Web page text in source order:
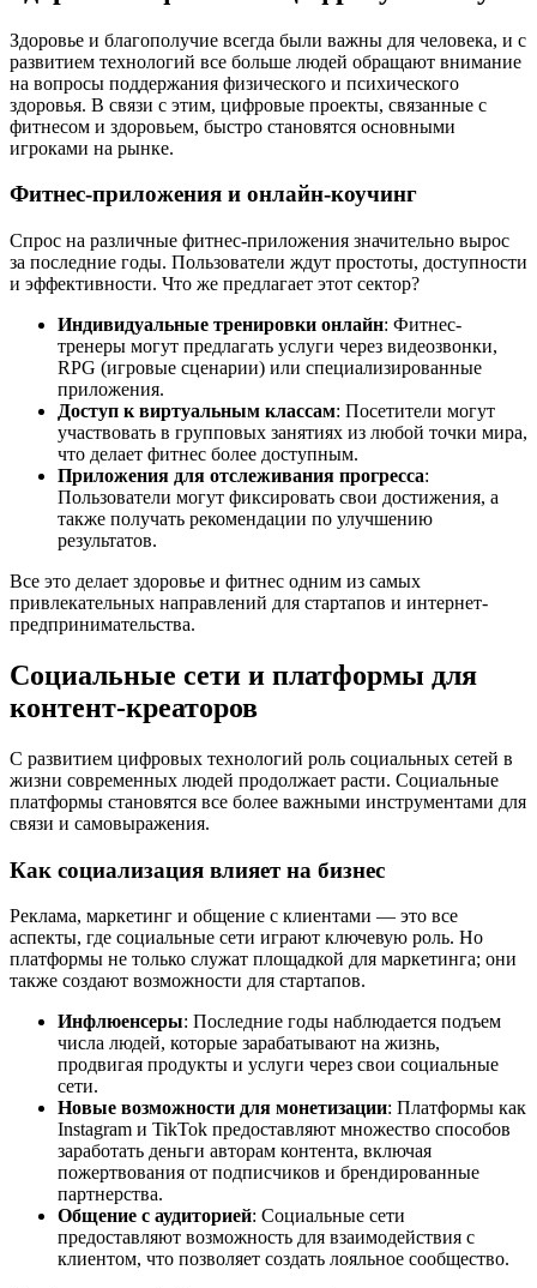
Здоровье и благополучие всегда были важны для человека, и с
развитием технологий все больше людей обращают внимание
на вопросы поддержания физического и психического
здоровья. В связи с этим, цифровые проекты, связанные с
фитнесом и здоровьем, быстро становятся основными
игроками на рынке.
Фитнес-приложения и онлайн-коучинг
Спрос на различные фитнес-приложения значительно вырос
за последние годы. Пользователи ждут простоты, доступности
и эффективности. Что же предлагает этот сектор?
Индивидуальные тренировки онлайн: Фитнес-
тренеры могут предлагать услуги через видеозвонки,
RPG (игровые сценарии) или специализированные
приложения.
Доступ к виртуальным классам: Посетители могут
участвовать в групповых занятиях из любой точки мира,
что делает фитнес более доступным.
Приложения для отслеживания прогресса:
Пользователи могут фиксировать свои достижения, а
также получать рекомендации по улучшению
результатов.
Все это делает здоровье и фитнес одним из самых
привлекательных направлений для стартапов и интернет-
предпринимательства.
Социальные сети и платформы для
контент-креаторов
С развитием цифровых технологий роль социальных сетей в
жизни современных людей продолжает расти. Социальные
платформы становятся все более важными инструментами для
связи и самовыражения.
Как социализация влияет на бизнес
Реклама, маркетинг и общение с клиентами — это все
аспекты, где социальные сети играют ключевую роль. Но
платформы не только служат площадкой для маркетинга; они
также создают возможности для стартапов.
Инфлюенсеры: Последние годы наблюдается подъем
числа людей, которые зарабатывают на жизнь,
продвигая продукты и услуги через свои социальные
сети.
Новые возможности для монетизации: Платформы как
Instagram и TikTok предоставляют множество способов
заработать деньги авторам контента, включая
пожертвования от подписчиков и брендированные
партнерства.
Общение с аудиторией: Социальные сети
предоставляют возможность для взаимодействия с
клиентом, что позволяет создать лояльное сообщество.